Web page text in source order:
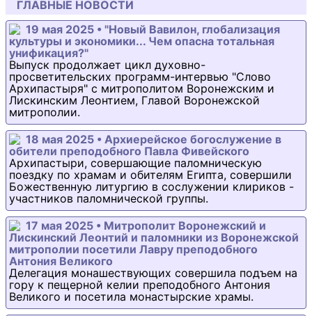
ГЛАВНЫЕ НОВОСТИ
19 мая 2025 • "Новый Вавилон, глобализация
культуры и экономики... Чем опасна тотальная
унификация?"
Выпуск продолжает цикл духовно-
просветительских программ-интервью "Слово
Архипастыря" с митрополитом Воронежским и
Лискинским Леонтием, Главой Воронежской
митрополии.
18 мая 2025 • Архиерейское богослужение в
обители преподобного Павла Фивейского
Архипастыри, совершающие паломническую
поездку по храмам и обителям Египта, совершили
Божественную литургию в сослужении клириков -
участников паломнической группы.
17 мая 2025 • Митрополит Воронежский и
Лискинский Леонтий и паломники из Воронежской
митрополии посетили Лавру преподобного
Антония Великого
Делегация монашествующих совершила подъем на
гору к пещерной келии преподобного Антония
Великого и посетила монастырские храмы.